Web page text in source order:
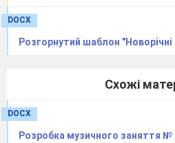
DOCX
Розгорнутий шаблон "Новорічні
Схожі
DOCX
Розробка музичного заняття